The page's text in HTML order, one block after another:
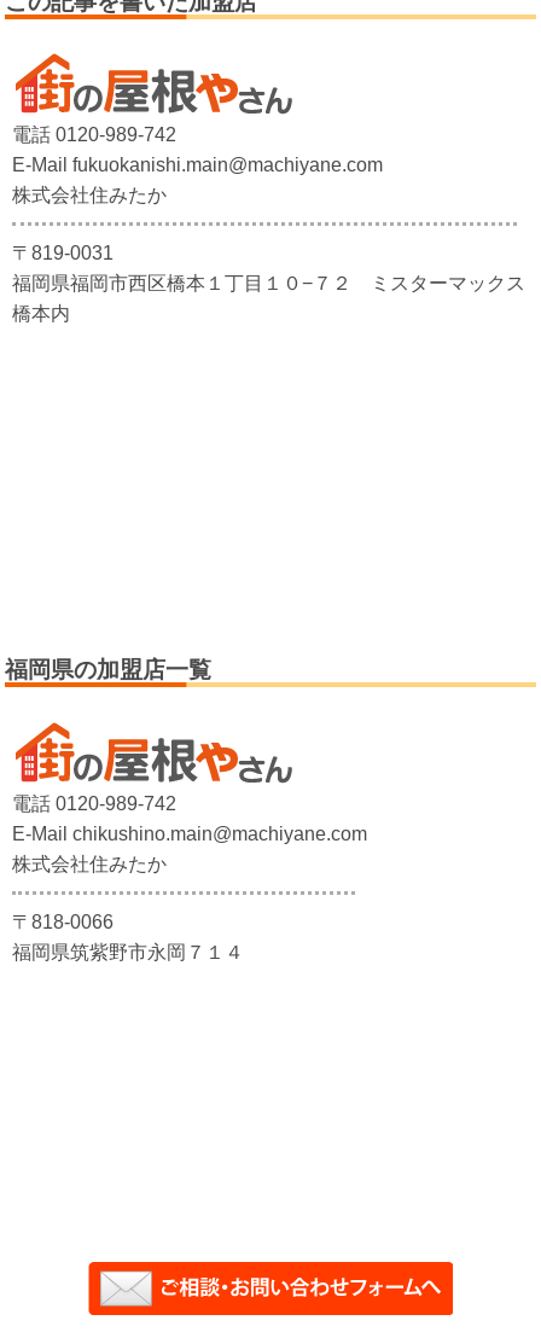
電話 0120-989-742
E-Mail fukuokanishi.main@machiyane.com
株式会社住みたか
〒819-0031
福岡県福岡市西区橋本１丁目１０−７２ ミスターマックス
橋本内
福岡県の加盟店一覧
電話 0120-989-742
E-Mail chikushino.main@machiyane.com
株式会社住みたか
〒818-0066
福岡県筑紫野市永岡７１４